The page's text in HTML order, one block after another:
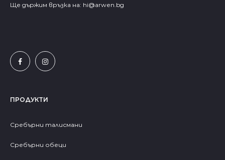
Ще държим връзка на: hi@arwen.bg
ПРОДУКТИ
Сребърни талисмани
Сребърни обеци